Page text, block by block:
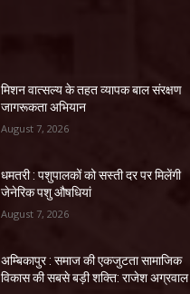
मिशन वात्सल्य के तहत व्यापक बाल संरक्षण
जागरूकता अभियान
August 7, 2026
धमतरी : पशुपालकों को सस्ती दर पर मिलेंगी
जेनेरिक पशु औषधियां
August 7, 2026
अम्बिकापुर : समाज की एकजुटता सामाजिक
विकास की सबसे बड़ी शक्ति: राजेश अग्रवाल